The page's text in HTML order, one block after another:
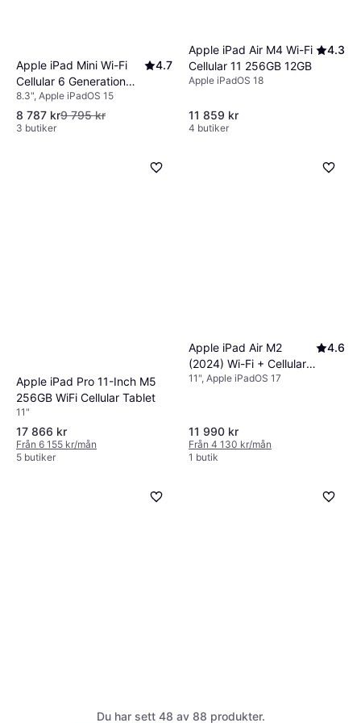
Apple iPad Mini Wi-Fi
Cellular 6 Generation
256 GB 8.3 Inch
4.7
8.3", Apple iPadOS 15
8 787 kr9 795 kr
3 butiker
Apple iPad Air M4 Wi-Fi
Cellular 11 256GB 12GB
4.3
Apple iPadOS 18
11 859 kr
4 butiker
Apple iPad Pro 11-Inch M5
256GB WiFi Cellular Tablet
11"
17 866 kr
Från 6 155 kr/mån
5 butiker
Apple iPad Air M2
(2024) Wi-Fi + Cellular
256GB 11" Starlight
4.6
11", Apple iPadOS 17
11 990 kr
Från 4 130 kr/mån
1 butik
Apple iPad Air M2
4.6
Wi-Fi Cellular Surfplatta 256
Du har sett 48 av 88 produkter.